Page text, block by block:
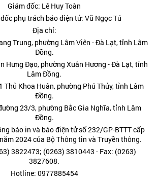
Giám đốc: Lê Huy Toàn
phụ trách báo điện tử: Vũ Ngọc Tú
Địa chỉ:
Trung, phường Lâm Viên - Đà Lạt, tỉnh Lâm
Đồng.
Hưng Đạo, phường Xuân Hương - Đà Lạt, tỉnh
Lâm Đồng.
Thủ Khoa Huân, phường Phú Thủy, tỉnh Lâm
Đồng.
23/3, phường Bắc Gia Nghĩa, tỉnh Lâm
Đồng.
báo in và báo điện tử số 232/GP-BTTT cấp
2024 của Bộ Thông tin và Truyền thông.
3822473; (0263) 3810443 - Fax: (0263)
3827608.
Hotline: 0977885454